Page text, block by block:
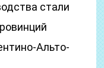
стали
Альто-